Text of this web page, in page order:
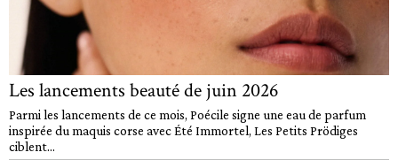
Les lancements beauté de juin 2026
Parmi les lancements de ce mois, Poécile signe une eau de parfum
inspirée du maquis corse avec Été Immortel, Les Petits Prödiges
ciblent...